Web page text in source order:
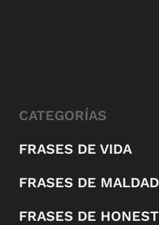
CATEGORÍAS
FRASES DE VIDA
FRASES DE MALDAD
FRASES DE